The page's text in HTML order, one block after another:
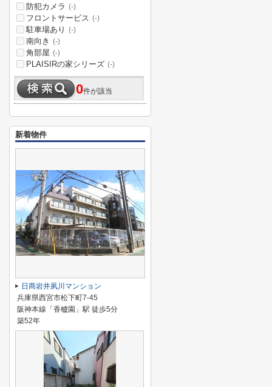
防犯カメラ (-)
フロントサービス (-)
駐車場あり (-)
南向き (-)
角部屋 (-)
PLAISIRの家シリーズ (-)
0件が該当
新着物件
日商岩井夙川マンション
兵庫県西宮市松下町7-45
阪神本線「香櫨園」駅 徒歩5分
築52年